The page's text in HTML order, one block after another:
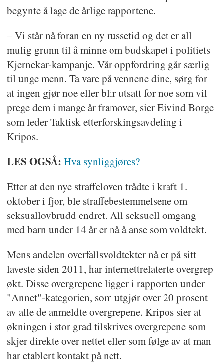
begynte å lage de årlige rapportene.
– Vi står nå foran en ny russetid og det er all
mulig grunn til å minne om budskapet i politiets
Kjernekar-kampanje. Vår oppfordring går særlig
til unge menn. Ta vare på vennene dine, sørg for
at ingen gjør noe eller blir utsatt for noe som vil
prege dem i mange år framover, sier Eivind Borge
som leder Taktisk etterforskingsavdeling i
Kripos.
LES OGSÅ: Hva synliggjøres?
Etter at den nye straffeloven trådte i kraft 1.
oktober i fjor, ble straffebestemmelsene om
seksuallovbrudd endret. All seksuell omgang
med barn under 14 år er nå å anse som voldtekt.
Mens andelen overfallsvoldtekter nå er på sitt
laveste siden 2011, har internettrelaterte overgrep
økt. Disse overgrepene ligger i rapporten under
"Annet"-kategorien, som utgjør over 20 prosent
av alle de anmeldte overgrepene. Kripos sier at
økningen i stor grad tilskrives overgrepene som
skjer direkte over nettet eller som følge av at man
har etablert kontakt på nett.